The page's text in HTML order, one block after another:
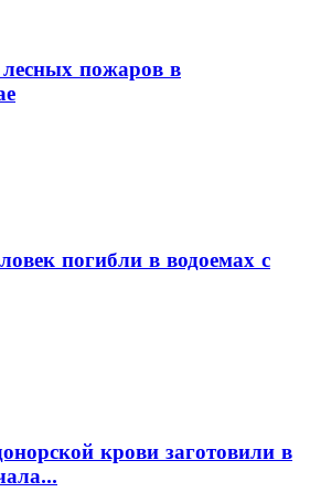
пожаров в
погибли в водоемах с
крови заготовили в